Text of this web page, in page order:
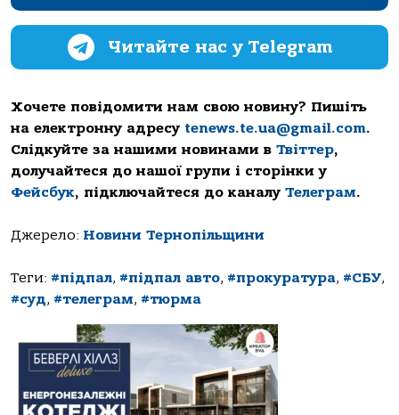
Читайте нас у Telegram
Хочете повідомити нам свою новину? Пишіть
на електронну адресу tenews.te.ua@gmail.com.
Слідкуйте за нашими новинами в Твіттер,
долучайтеся до нашої групи і сторінки у
Фейсбук, підключайтеся до каналу Телеграм.
Джерело: Новини Тернопільщини
Теги: #підпал, #підпал авто, #прокуратура, #СБУ,
#суд, #телеграм, #тюрма